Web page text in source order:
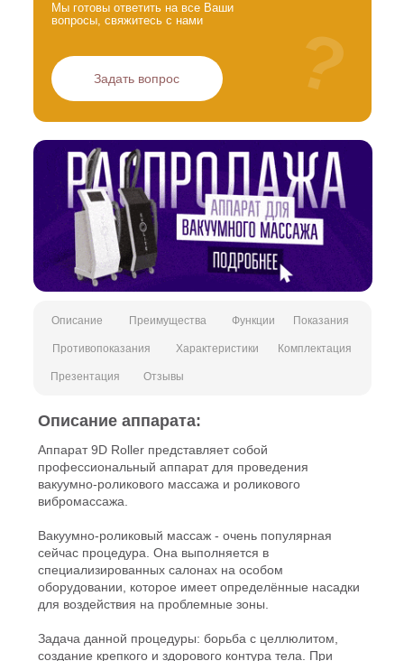
Мы готовы ответить на все Ваши
вопросы, свяжитесь с нами
?
Задать вопрос
Описание Преимущества Функции Показания
Противопоказания Характеристики Комплектация
Презентация Отзывы
Описание аппарата:
Аппарат 9D Roller представляет собой
профессиональный аппарат для проведения
вакуумно-роликового массажа и роликового
вибромассажа.
Вакуумно-роликовый массаж - очень популярная
сейчас процедура. Она выполняется в
специализированных салонах на особом
оборудовании, которое имеет определённые насадки
для воздействия на проблемные зоны.
Задача данной процедуры: борьба с целлюлитом,
создание крепкого и здорового контура тела. При